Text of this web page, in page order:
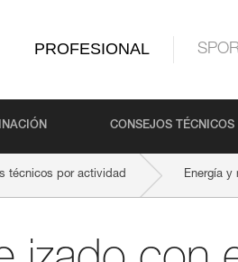
PROFESIONAL
CONSEJOS TÉCNICOS
técnicos por actividad Energía y